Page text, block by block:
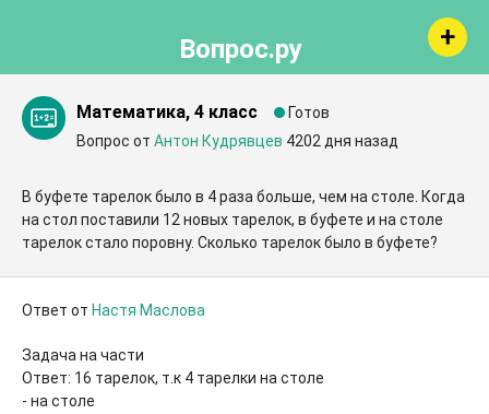
Вопрос.ру
Математика, 4 класс
Готов
Вопрос от Антон Кудрявцев 4202 дня назад
В буфете тарелок было в 4 раза больше, чем на столе. Когда
на стол поставили 12 новых тарелок, в буфете и на столе
тарелок стало поровну. Сколько тарелок было в буфете?
Ответ от Настя Маслова
Задача на части
Ответ: 16 тарелок, т.к 4 тарелки на столе
- на столе